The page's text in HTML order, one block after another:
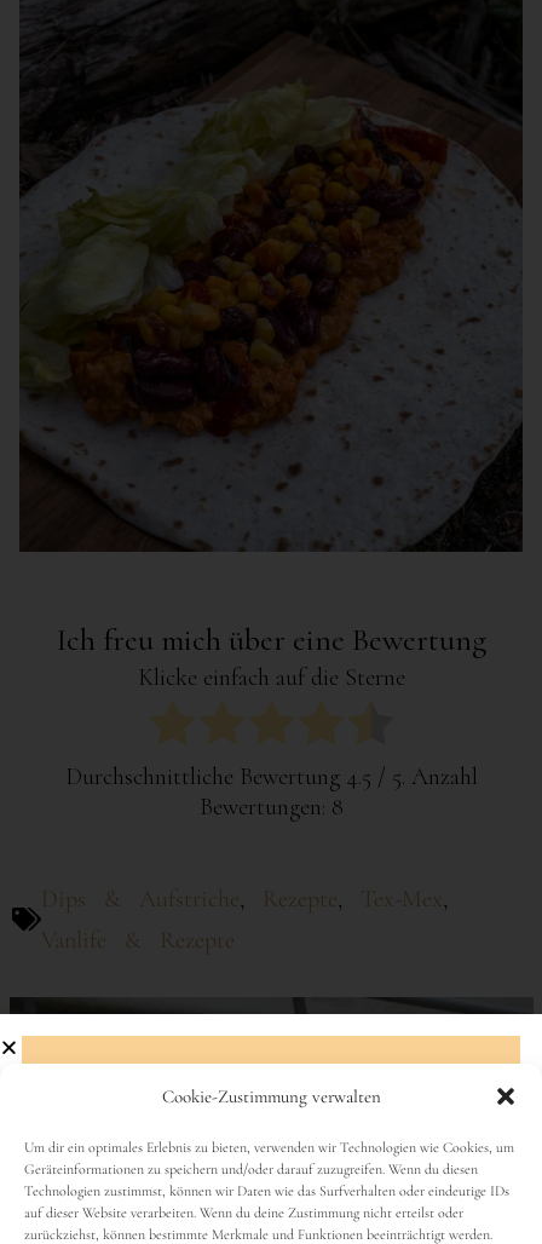
Cookie-Zustimmung verwalten
Um dir ein optimales Erlebnis zu bieten, verwenden wir Technologien wie Cookies, um
Geräteinformationen zu speichern und/oder darauf zuzugreifen. Wenn du diesen
Technologien zustimmst, können wir Daten wie das Surfverhalten oder eindeutige IDs
auf dieser Website verarbeiten. Wenn du deine Zustimmung nicht erteilst oder
zurückziehst, können bestimmte Merkmale und Funktionen beeinträchtigt werden.
Ich freu mich über eine Bewertung
Klicke einfach auf die Sterne
Durchschnittliche Bewertung 4.5 / 5. Anzahl
Bewertungen: 8
Dips & Aufstriche, Rezepte, Tex-Mex,
Vanlife & Rezepte
Abonniere den Newsletter!
Name